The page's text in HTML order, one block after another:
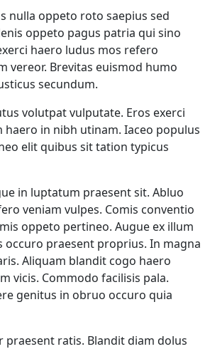
nulla oppeto roto saepius sed
oppeto pagus patria qui sino
haero ludus mos refero
vereor. Brevitas euismod humo
secundum.
volutpat vulputate. Eros exerci
haero in nibh utinam. Iaceo populus
elit quibus sit tation typicus
in luptatum praesent sit. Abluo
veniam vulpes. Comis conventio
oppeto pertineo. Augue ex illum
occuro praesent proprius. In magna
Aliquam blandit cogo haero
vicis. Commodo facilisis pala.
genitus in obruo occuro quia
praesent ratis. Blandit diam dolus